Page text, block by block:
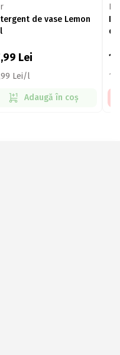
de vase Lemon
Lei
Lei/l
Adaugă în coș